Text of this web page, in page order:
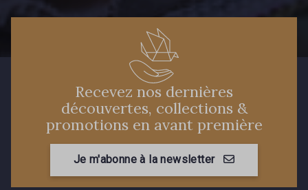
Recevez nos dernières
découvertes, collections &
promotions en avant première
Je m'abonne à la newsletter